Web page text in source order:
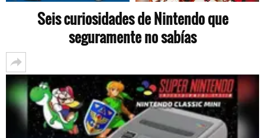
Seis curiosidades de Nintendo que
seguramente no sabías